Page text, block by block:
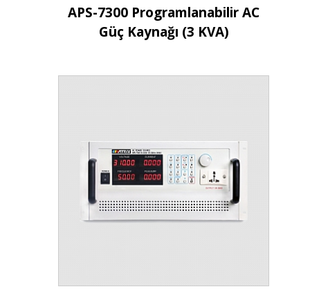
İncele
APS-7300 Programlanabilir AC
Güç Kaynağı (3 KVA)